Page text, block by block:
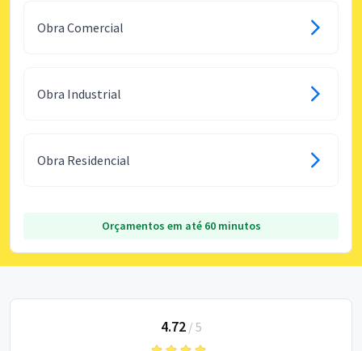
Obra Comercial
Obra Industrial
Obra Residencial
Orçamentos em até 60 minutos
4.72/ 5